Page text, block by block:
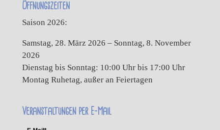
Öffnungszeiten
Saison 2026:
Samstag, 28. März 2026 – Sonntag, 8. November
2026
Dienstag bis Sonntag: 10:00 Uhr bis 17:00 Uhr
Montag Ruhetag, außer an Feiertagen
Veranstaltungen per E-Mail